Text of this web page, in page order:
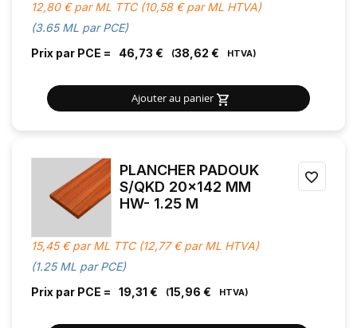
12,80 € par ML TTC (10,58 € par ML HTVA)
(3.65 ML par PCE)
Prix par PCE =
46,73 € 38,62 €
Ajouter au panier
PLANCHER PADOUK
S/QKD 20x142 MM
HW- 1.25 M
15,45 € par ML TTC (12,77 € par ML HTVA)
(1.25 ML par PCE)
Prix par PCE =
19,31 € 15,96 €